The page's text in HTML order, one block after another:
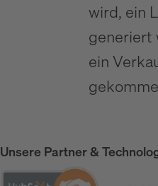
wird, ein
generiert
ein
Unsere Partner &